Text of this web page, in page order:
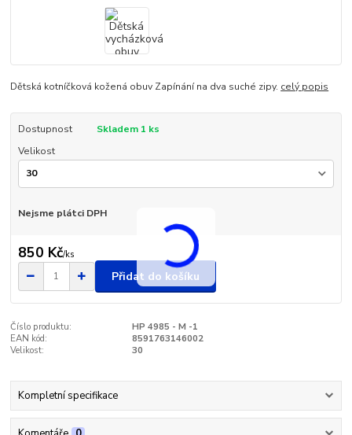
Dětská kotníčková kožená obuv Zapínání na dva suché zipy. celý popis
Dostupnost
Skladem 1 ks
Velikost
Nejsme plátci DPH
850 Kč/ks
Přidat do košíku
Číslo produktu:
HP 4985 - M -1
EAN kód:
8591763146002
Velikost:
30
Kompletní specifikace